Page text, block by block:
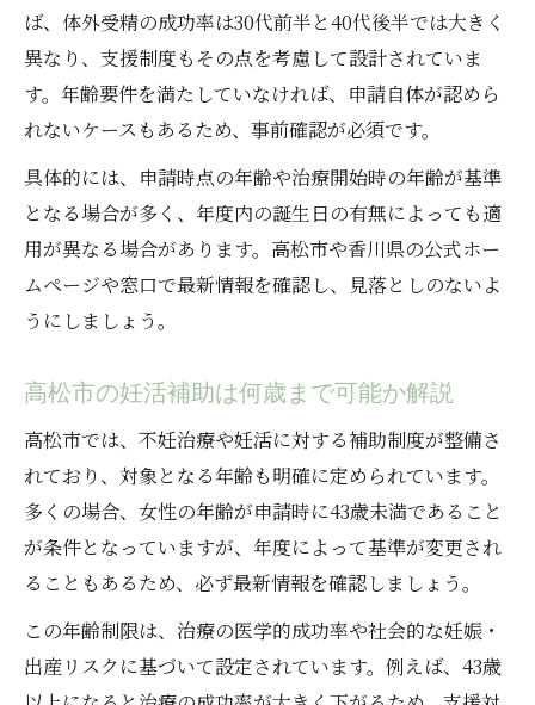
ば、体外受精の成功率は30代前半と40代後半では大きく
異なり、支援制度もその点を考慮して設計されていま
す。年齢要件を満たしていなければ、申請自体が認めら
れないケースもあるため、事前確認が必須です。
具体的には、申請時点の年齢や治療開始時の年齢が基準
となる場合が多く、年度内の誕生日の有無によっても適
用が異なる場合があります。高松市や香川県の公式ホー
ムページや窓口で最新情報を確認し、見落としのないよ
うにしましょう。
高松市の妊活補助は何歳まで可能か解説
高松市では、不妊治療や妊活に対する補助制度が整備さ
れており、対象となる年齢も明確に定められています。
多くの場合、女性の年齢が申請時に43歳未満であること
が条件となっていますが、年度によって基準が変更され
ることもあるため、必ず最新情報を確認しましょう。
この年齢制限は、治療の医学的成功率や社会的な妊娠・
出産リスクに基づいて設定されています。例えば、43歳